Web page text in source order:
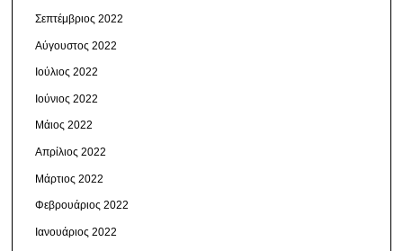
Σεπτέμβριος 2022
Αύγουστος 2022
Ιούλιος 2022
Ιούνιος 2022
Μάιος 2022
Απρίλιος 2022
Μάρτιος 2022
Φεβρουάριος 2022
Ιανουάριος 2022